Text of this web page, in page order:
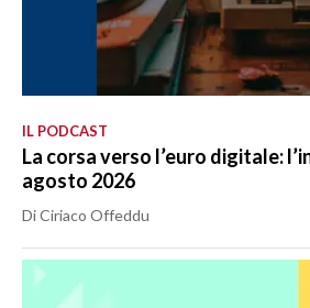
IL PODCAST
La corsa verso l’euro digitale:
agosto 2026
Di Ciriaco Offeddu